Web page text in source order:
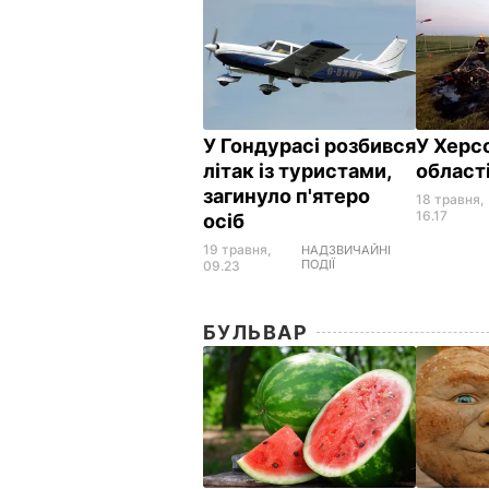
У Гондурасі розбився
літак із туристами,
загинуло п'ятеро
осіб
19 травня,
09.23
НАДЗВИЧАЙНІ
ПОДІЇ
У
18 травня,
16.17
БУЛЬВАР